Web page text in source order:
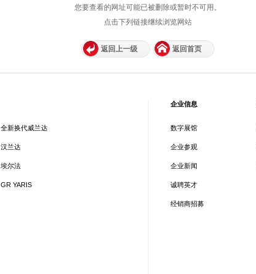
您要查看的网址可能已被删除或暂时不可用。
点击下列链接继续浏览网站
返回上一级 返回首页
全新换代威兰达
汉兰达
埃尔法
GR YARIS
企业信息
数字展馆
企业参观
企业新闻
诚聘英才
经销商招募